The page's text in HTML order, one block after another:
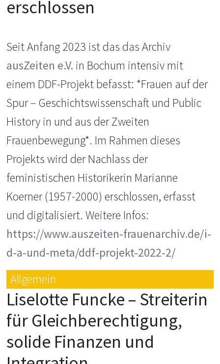
erschlossen
Seit Anfang 2023 ist das das Archiv
ausZeiten e.V. in Bochum intensiv mit
einem DDF-Projekt befasst: *Frauen auf der
Spur – Geschichtswissenschaft und Public
History in und aus der Zweiten
Frauenbewegung*. Im Rahmen dieses
Projekts wird der Nachlass der
feministischen Historikerin Marianne
Koerner (1957-2000) erschlossen, erfasst
und digitalisiert. Weitere Infos:
https://www.auszeiten-frauenarchiv.de/i-
d-a-und-meta/ddf-projekt-2022-2/
Allgemein
Liselotte Funcke – Streiterin
für Gleichberechtigung,
solide Finanzen und